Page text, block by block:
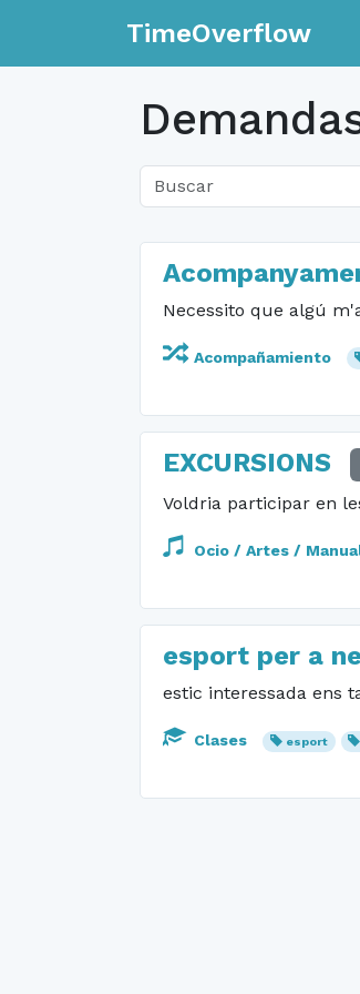
TimeOverflow
Necessito que algú
Acompañamiento
EXCURSIONS
Voldria participar en
Ocio / Artes /
esport per a
estic interessada ens
Clases esport